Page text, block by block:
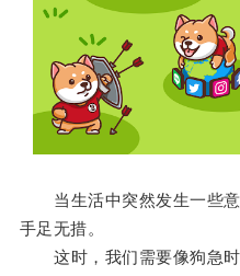
当生活中突然发生一些意
手足无措。
这时，我们需要像狗急时